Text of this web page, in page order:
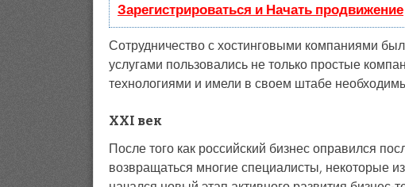
Зарегистрироваться и Начать продвижение
Сотрудничество с хостинговыми компаниями
услугами пользовались не только простые
технологиями и имели в своем штабе
XXI век
После того как российский бизнес оправился
возвращаться многие специалисты, некоторые